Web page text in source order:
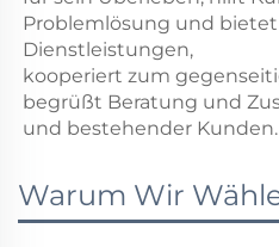
Problemlösung und
Dienstleistungen,
kooperiert zum
begrüßt Beratung und
und bestehender Kunden.
Warum Wir